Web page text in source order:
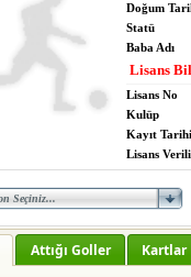
Doğum
Statü
Baba Adı
Lisans
Lisans No
Kulüp
Kayıt Tarihi
Lisans
Attığı Goller Kartlar